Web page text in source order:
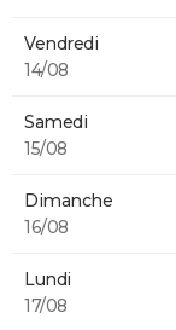
Vendredi
14/08
Samedi
15/08
Dimanche
16/08
Lundi
17/08